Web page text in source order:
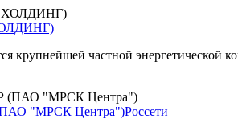
крупнейшей частной энергетической
"МРСК Центра")Россети